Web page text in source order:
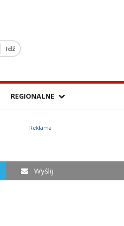
REGIONALNE
Reklama
Wyślij